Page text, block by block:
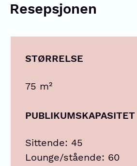
Resepsjonen
STØRRELSE
75 m²
PUBLIKUMSKAPASITET
Sittende: 45
Lounge/stående: 60